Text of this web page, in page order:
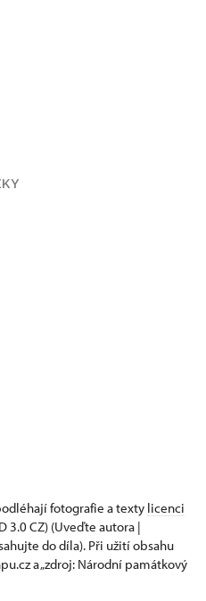
fotografie a texty licenci
3.0 CZ) (Uveďte autora |
do díla). Při užití obsahu
a „zdroj: Národní památkový